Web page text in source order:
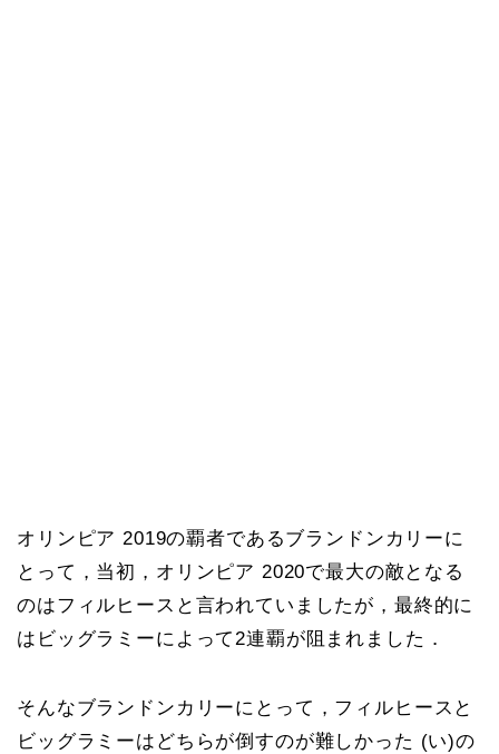
オリンピア 2019の覇者であるブランドンカリーに
とって，当初，オリンピア 2020で最大の敵となる
のはフィルヒースと言われていましたが，最終的に
はビッグラミーによって2連覇が阻まれました．
そんなブランドンカリーにとって，フィルヒースと
ビッグラミーはどちらが倒すのが難しかった (い)の